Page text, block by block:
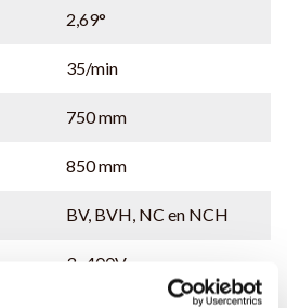
2,69°
35/min
750 mm
850 mm
BV, BVH, NC en NCH
3~400V